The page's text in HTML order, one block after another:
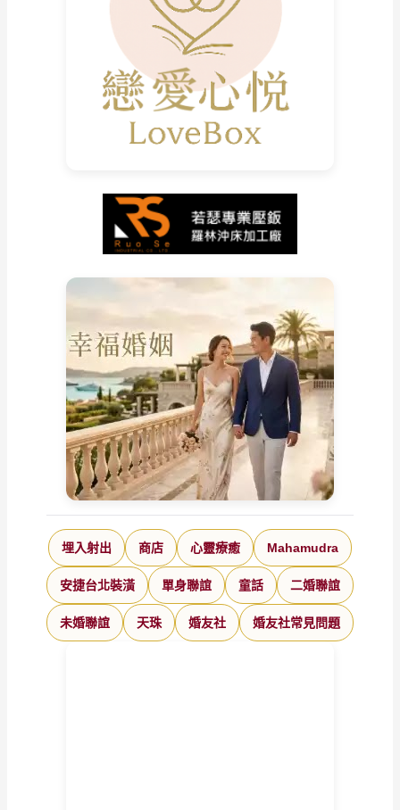
埋入射出 商店 心靈療癒 Mahamudra
安捷台北裝潢 單身聯誼 童話 二婚聯誼
未婚聯誼 天珠 婚友社 婚友社常見問題